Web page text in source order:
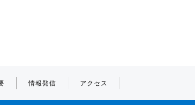
情報発信 アクセス